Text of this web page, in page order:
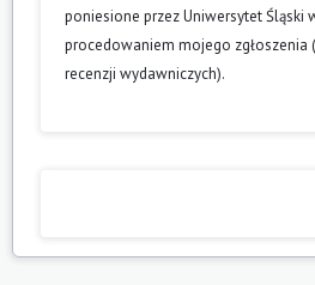
poniesione przez Uniwersytet Śląski
procedowaniem mojego zgłoszenia
recenzji wydawniczych).